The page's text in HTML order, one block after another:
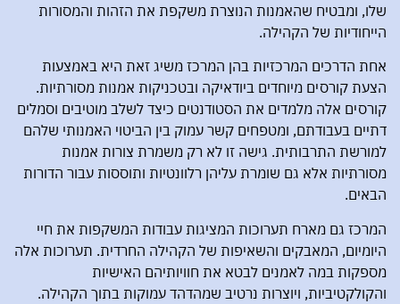
שלו, ומבטיח שהאמנות הנוצרת משקפת את הזהות והמסורות
הייחודיות של הקהילה.
אחת הדרכים המרכזיות בהן המרכז משיג זאת היא באמצעות
הצעת קורסים מיוחדים ביודאיקה ובטכניקות אמנות מסורתיות.
קורסים אלה מלמדים את הסטודנטים כיצד לשלב מוטיבים וסמלים
דתיים בעבודתם, ומטפחים קשר עמוק בין הביטוי האמנותי שלהם
למורשת התרבותית. גישה זו לא רק משמרת צורות אמנות
מסורתיות אלא גם שומרת עליהן רלוונטיות ותוססות עבור הדורות
הבאים.
המרכז גם מארח תערוכות המציגות עבודות המשקפות את חיי
היומיום, המאבקים והשאיפות של הקהילה החרדית. תערוכות אלה
מספקות במה לאמנים לבטא את חוויותיהם האישיות
והקולקטיביות, ויוצרות נרטיב שמהדהד עמוקות בתוך הקהילה.